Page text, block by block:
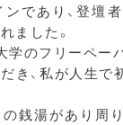
ンであり、登壇
ました。
学のフリーペー
き、私が人生で
銭湯があり周